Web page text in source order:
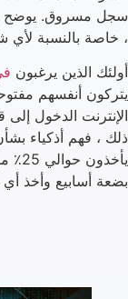
سجل مسروق. يوضح
، خاصة بالنسبة لأي
أولئك الذين يرغبون
يتركون أنفسهم
الإنترنت الدخول
ذلك ، فهم أذكياء
بضعة أسابيع وأخذ أي